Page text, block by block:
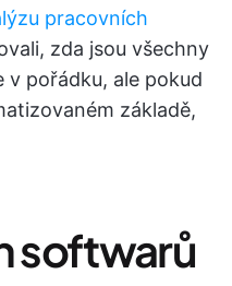
pracovních
zda jsou všechny
v pořádku, ale pokud
základě,
softwarů